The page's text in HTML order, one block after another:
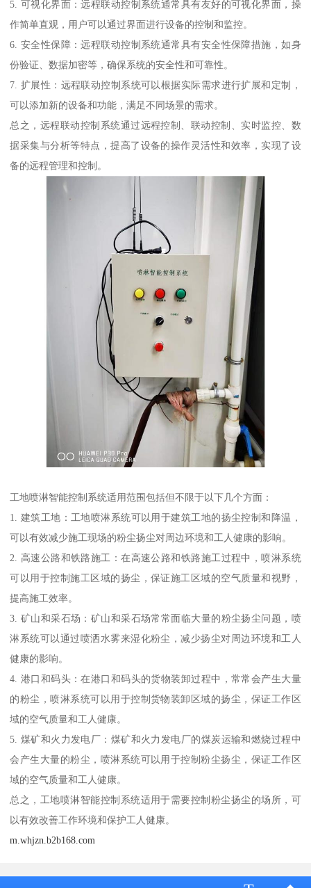
5. 可视化界面：远程联动控制系统通常具有友好的可视化界面，操
作简单直观，用户可以通过界面进行设备的控制和监控。
6. 安全性保障：远程联动控制系统通常具有安全性保障措施，如身
份验证、数据加密等，确保系统的安全性和可靠性。
7. 扩展性：远程联动控制系统可以根据实际需求进行扩展和定制，
可以添加新的设备和功能，满足不同场景的需求。
总之，远程联动控制系统通过远程控制、联动控制、实时监控、数
据采集与分析等特点，提高了设备的操作灵活性和效率，实现了设
备的远程管理和控制。
工地喷淋智能控制系统适用范围包括但不限于以下几个方面：
1. 建筑工地：工地喷淋系统可以用于建筑工地的扬尘控制和降温，
可以有效减少施工现场的粉尘扬尘对周边环境和工人健康的影响。
2. 高速公路和铁路施工：在高速公路和铁路施工过程中，喷淋系统
可以用于控制施工区域的扬尘，保证施工区域的空气质量和视野，
提高施工效率。
3. 矿山和采石场：矿山和采石场常常面临大量的粉尘扬尘问题，喷
淋系统可以通过喷洒水雾来湿化粉尘，减少扬尘对周边环境和工人
健康的影响。
4. 港口和码头：在港口和码头的货物装卸过程中，常常会产生大量
的粉尘，喷淋系统可以用于控制货物装卸区域的扬尘，保证工作区
域的空气质量和工人健康。
5. 煤矿和火力发电厂：煤矿和火力发电厂的煤炭运输和燃烧过程中
会产生大量的粉尘，喷淋系统可以用于控制粉尘扬尘，保证工作区
域的空气质量和工人健康。
总之，工地喷淋智能控制系统适用于需要控制粉尘扬尘的场所，可
以有效改善工作环境和保护工人健康。
m.whjzn.b2b168.com